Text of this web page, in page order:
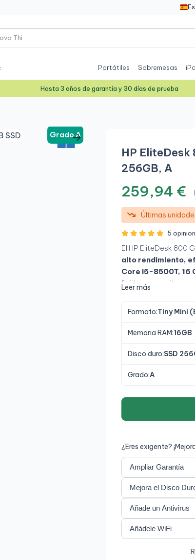
Portátiles Sobremesas
Hasta 3 años de garantía y 30 días de prueba
Grado A
HP EliteDesk
256GB, A
259,94 €
Últimas
5
El HP EliteDesk 800
alto rendimiento,
Core i5-8500T, 16
fluidez en multitarea
Leer más
Formato:Tiny Mini
Memoria RAM:16GB
Disco duro:SSD
Grado:A
¿Eres exigente?